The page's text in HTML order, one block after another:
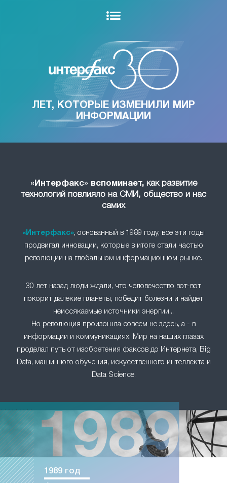
ЛЕТ, КОТОРЫЕ ИЗМЕНИЛИ МИР
ИНФОРМАЦИИ
«Интерфакс» вспоминает,как развитие
технологий повлияло на СМИ, общество и нас
самих
«Интерфакс», основанный в 1989 году, все эти годы
продвигал инновации, которые в итоге стали частью
революции на глобальном информационном рынке.
30 лет назад люди ждали, что человечество вот-вот
покорит далекие планеты, победит болезни и найдет
неиссякаемые источники энергии...
Но революция произошла совсем не здесь, а - в
информации и коммуникациях. Мир на наших глазах
проделал путь от изобретения факсов до Интернета, Big
Data, машинного обучения, искусственного интеллекта и
Data Science.
1989 год